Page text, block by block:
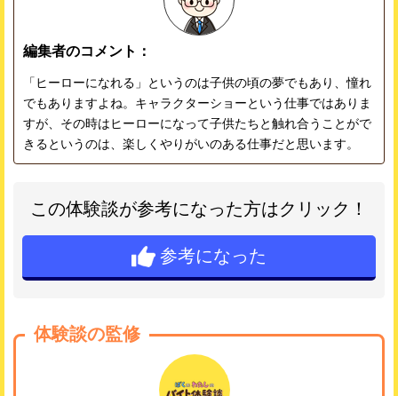
編集者のコメント：
「ヒーローになれる」というのは子供の頃の夢でもあり、憧れ
でもありますよね。キャラクターショーという仕事ではありま
すが、その時はヒーローになって子供たちと触れ合うことがで
きるというのは、楽しくやりがいのある仕事だと思います。
この体験談が参考になった方はクリック！
参考になった
体験談の監修